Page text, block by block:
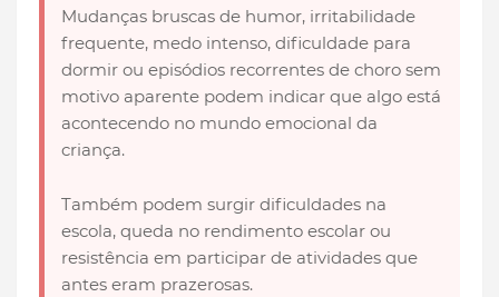
Mudanças bruscas de humor, irritabilidade
frequente, medo intenso, dificuldade para
dormir ou episódios recorrentes de choro sem
motivo aparente podem indicar que algo está
acontecendo no mundo emocional da
criança.
Também podem surgir dificuldades na
escola, queda no rendimento escolar ou
resistência em participar de atividades que
antes eram prazerosas.